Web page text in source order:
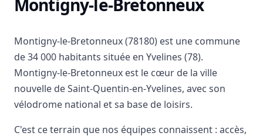
Montigny-le-Bretonneux
Montigny-le-Bretonneux (78180) est une commune
de 34 000 habitants située en Yvelines (78).
Montigny-le-Bretonneux est le cœur de la ville
nouvelle de Saint-Quentin-en-Yvelines, avec son
vélodrome national et sa base de loisirs.
C'est ce terrain que nos équipes connaissent : accès,